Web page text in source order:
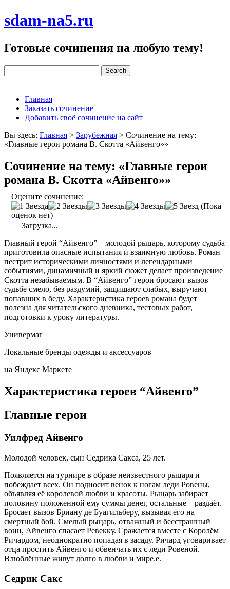
sdam-na5.ru
Готовые сочинения на любую тему!
Главная
Заказать сочинение
Добавить своё сочинение на сайт
Вы здесь: Главная > Зарубежная > Сочинение на тему:
«Главные герои романа В. Скотта «Айвенго»»
Сочинение на тему: «Главные герои
романа В. Скотта «Айвенго»»
Оцените сочинение:
(Пока
оценок нет)
Загрузка...
Главный герой “Айвенго” – молодой рыцарь, которому судьба
приготовила опасные испытания и взаимную любовь. Роман
пестрит историческими личностями и легендарными
событиями, динамичный и яркий сюжет делает произведение
Скотта незабываемым. В “Айвенго” герои бросают вызов
судьбе смело, без раздумий, защищают слабых, выручают
попавших в беду. Характеристика героев романа будет
полезна для читательского дневника, тестовых работ,
подготовки к уроку литературы.
Универмаг
Локальные бренды одежды и аксессуаров
на Яндекс Маркете
Характеристика героев “Айвенго”
Главные герои
Уилфред Айвенго
Молодой человек, сын Седрика Сакса, 25 лет.
Появляется на турнире в образе неизвестного рыцаря и
побеждает всех. Он подносит венок к ногам леди Ровены,
объявляя её королевой любви и красоты. Рыцарь забирает
половину положенной ему суммы денег, остальные – раздаёт.
Бросает вызов Бриану де Буагильберу, вызывая его на
смертный бой. Смелый рыцарь, отважный и бесстрашный
воин, Айвенго спасает Ревекку. Сражается вместе с Королём
Ричардом, неоднократно попадая в засаду. Ричард уговаривает
отца простить Айвенго и обвенчать их с леди Ровеной.
Влюблённые живут долго в любви и мире.е.
Седрик Сакс